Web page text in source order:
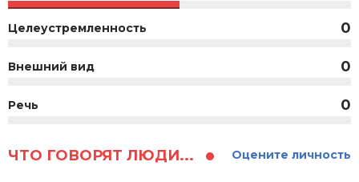
Целеустремленность 0
Внешний вид 0
Речь 0
ЧТО ГОВОРЯТ ЛЮДИ... Оцените личность